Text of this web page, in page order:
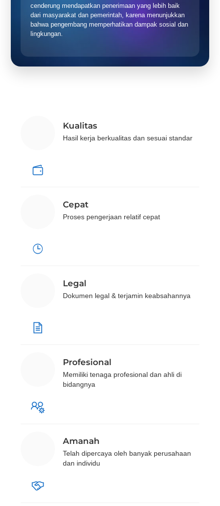
cenderung mendapatkan penerimaan yang lebih baik
dari masyarakat dan pemerintah, karena menunjukkan
bahwa pengembang memperhatikan dampak sosial dan
lingkungan.
Kualitas
Hasil kerja berkualitas dan sesuai standar
Cepat
Proses pengerjaan relatif cepat
Legal
Dokumen legal & terjamin keabsahannya
Profesional
Memiliki tenaga profesional dan ahli di
bidangnya
Amanah
Telah dipercaya oleh banyak perusahaan
dan individu